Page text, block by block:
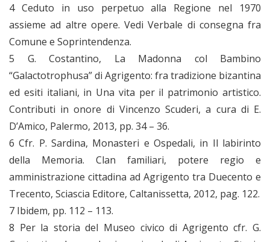
4 Ceduto in uso perpetuo alla Regione nel 1970
assieme ad altre opere. Vedi Verbale di consegna fra
Comune e Soprintendenza.
5 G. Costantino, La Madonna col Bambino
“Galactotrophusa” di Agrigento: fra tradizione bizantina
ed esiti italiani, in Una vita per il patrimonio artistico.
Contributi in onore di Vincenzo Scuderi, a cura di E.
D’Amico, Palermo, 2013, pp. 34 – 36.
6 Cfr. P. Sardina, Monasteri e Ospedali, in Il labirinto
della Memoria. Clan familiari, potere regio e
amministrazione cittadina ad Agrigento tra Duecento e
Trecento, Sciascia Editore, Caltanissetta, 2012, pag. 122.
7 Ibidem, pp. 112 – 113.
8 Per la storia del Museo civico di Agrigento cfr. G.